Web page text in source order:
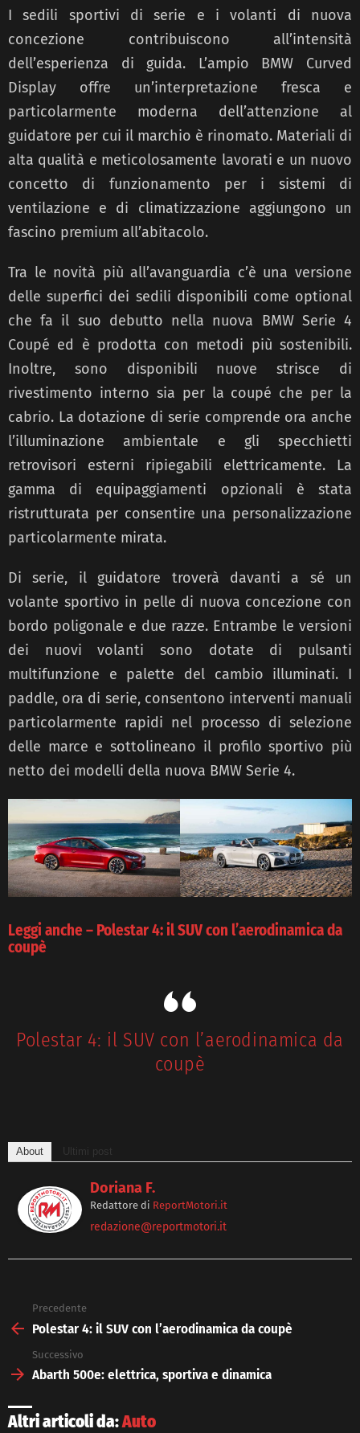
I sedili sportivi di serie e i volanti di nuova
concezione contribuiscono all’intensità
dell’esperienza di guida. L’ampio BMW Curved
Display offre un’interpretazione fresca e
particolarmente moderna dell’attenzione al
guidatore per cui il marchio è rinomato. Materiali di
alta qualità e meticolosamente lavorati e un nuovo
concetto di funzionamento per i sistemi di
ventilazione e di climatizzazione aggiungono un
fascino premium all’abitacolo.
Tra le novità più all’avanguardia c’è una versione
delle superfici dei sedili disponibili come optional
che fa il suo debutto nella nuova BMW Serie 4
Coupé ed è prodotta con metodi più sostenibili.
Inoltre, sono disponibili nuove strisce di
rivestimento interno sia per la coupé che per la
cabrio. La dotazione di serie comprende ora anche
l’illuminazione ambientale e gli specchietti
retrovisori esterni ripiegabili elettricamente. La
gamma di equipaggiamenti opzionali è stata
ristrutturata per consentire una personalizzazione
particolarmente mirata.
Di serie, il guidatore troverà davanti a sé un
volante sportivo in pelle di nuova concezione con
bordo poligonale e due razze. Entrambe le versioni
dei nuovi volanti sono dotate di pulsanti
multifunzione e palette del cambio illuminati. I
paddle, ora di serie, consentono interventi manuali
particolarmente rapidi nel processo di selezione
delle marce e sottolineano il profilo sportivo più
netto dei modelli della nuova BMW Serie 4.
Leggi anche – Polestar 4: il SUV con l’aerodinamica da
coupè
Polestar 4: il SUV con l’aerodinamica da
coupè
About Ultimi post
Doriana F.
Redattore di ReportMotori.it
redazione@reportmotori.it
more
Precedente
Polestar 4: il SUV con l’aerodinamica da coupè
Successivo
Abarth 500e: elettrica, sportiva e dinamica
Altri articoli da:Auto